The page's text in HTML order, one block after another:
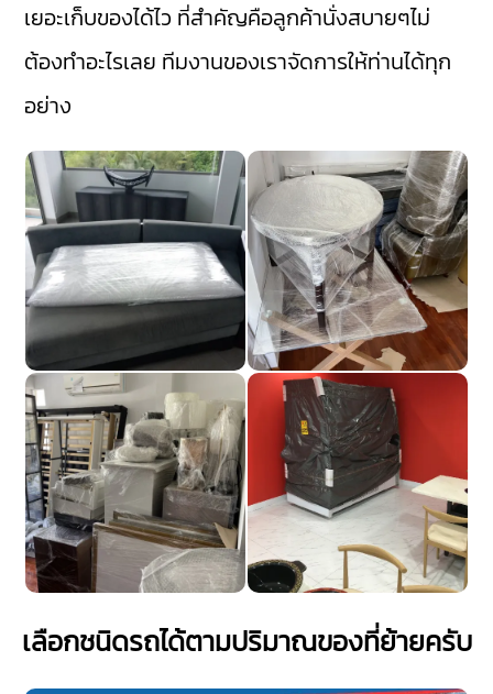
เยอะเก็บของได้ไว ที่สำคัญคือลูกค้านั่งสบายๆไม่
ต้องทำอะไรเลย ทีมงานของเราจัดการให้ท่านได้ทุก
อย่าง
เลือกชนิดรถได้ตามปริมาณของที่ย้ายครับ